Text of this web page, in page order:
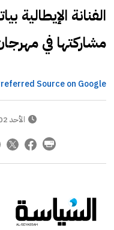
الفنانة الإيطالية
مشاركتها في
Source on Google
الأحد 02 يوليو 2023